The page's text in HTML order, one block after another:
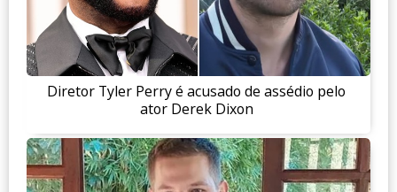
Diretor Tyler Perry é acusado de assédio pelo
ator Derek Dixon